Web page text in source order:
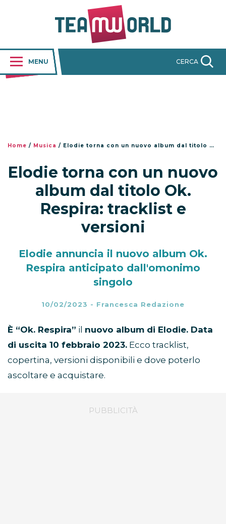
MENU CERCA
Home / Musica / Elodie torna con un nuovo album dal titolo Ok. Respira: tracklist e versioni
Elodie torna con un nuovo
album dal titolo Ok.
Respira: tracklist e
versioni
Elodie annuncia il nuovo album Ok.
Respira anticipato dall'omonimo
singolo
10/02/2023 - Francesca Redazione
È “Ok. Respira” il nuovo album di Elodie. Data
di uscita 10 febbraio 2023. Ecco tracklist,
copertina, versioni disponibili e dove poterlo
ascoltare e acquistare.